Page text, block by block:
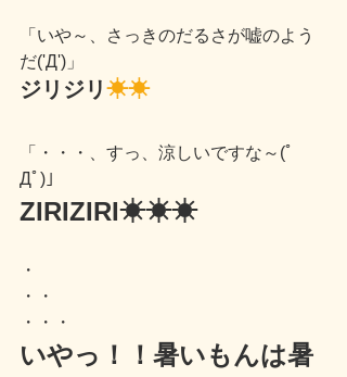
「いや～、さっきのだるさが嘘のよう
だ('Д')」
ジリジリ☀☀
「・・・、すっ、涼しいですな～(ﾟ
Дﾟ)」
ZIRIZIRI☀☀☀
・
・・
・・・
いやっ！！暑いもんは暑